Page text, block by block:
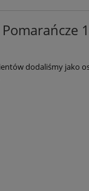
dodaliśmy jako